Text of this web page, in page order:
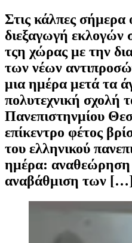
Στις κάλπες σήμερα
διεξαγωγή εκλογών
τςη χώρας με την
των νέων
μια ημέρα μετά τα
πολυτεχνική σχολή
Πανεπιστηνμίου
επίκεντρο φέτος
του ελληνικού
ημέρα: αναθεώρηση
αναβάθμιση των […]